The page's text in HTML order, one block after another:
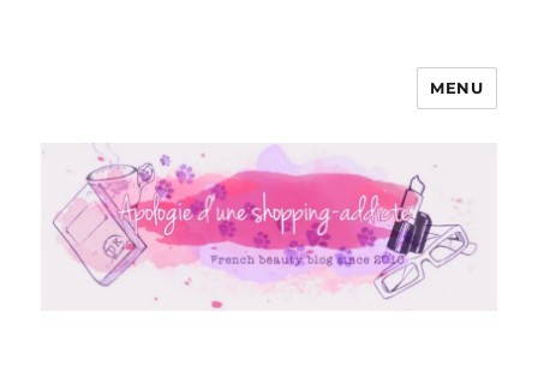
Apologie d'une Shopping-addicte
MENU